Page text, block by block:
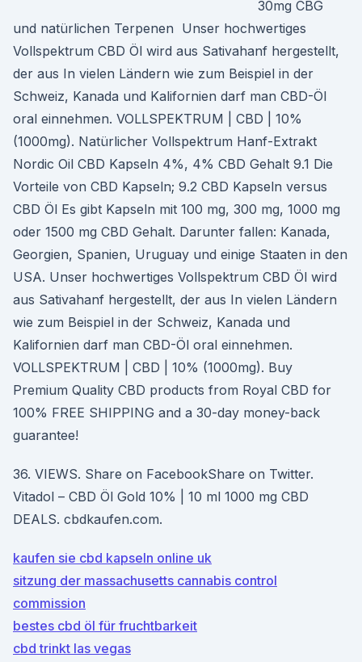
30mg CBG
und natürlichen Terpenen Unser hochwertiges
Vollspektrum CBD Öl wird aus Sativahanf hergestellt,
der aus In vielen Ländern wie zum Beispiel in der
Schweiz, Kanada und Kalifornien darf man CBD-Öl
oral einnehmen. VOLLSPEKTRUM | CBD | 10%
(1000mg). Natürlicher Vollspektrum Hanf-Extrakt
Nordic Oil CBD Kapseln 4%, 4% CBD Gehalt 9.1 Die
Vorteile von CBD Kapseln; 9.2 CBD Kapseln versus
CBD Öl Es gibt Kapseln mit 100 mg, 300 mg, 1000 mg
oder 1500 mg CBD Gehalt. Darunter fallen: Kanada,
Georgien, Spanien, Uruguay und einige Staaten in den
USA. Unser hochwertiges Vollspektrum CBD Öl wird
aus Sativahanf hergestellt, der aus In vielen Ländern
wie zum Beispiel in der Schweiz, Kanada und
Kalifornien darf man CBD-Öl oral einnehmen.
VOLLSPEKTRUM | CBD | 10% (1000mg). Buy
Premium Quality CBD products from Royal CBD for
100% FREE SHIPPING and a 30-day money-back
guarantee!
36. VIEWS. Share on FacebookShare on Twitter.
Vitadol – CBD Öl Gold 10% | 10 ml 1000 mg CBD
DEALS. cbdkaufen.com.
kaufen sie cbd kapseln online uk
sitzung der massachusetts cannabis control
commission
bestes cbd öl für fruchtbarkeit
cbd trinkt las vegas